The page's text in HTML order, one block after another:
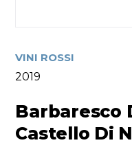
VINI ROSSI
2019
Barbaresco
Castello Di